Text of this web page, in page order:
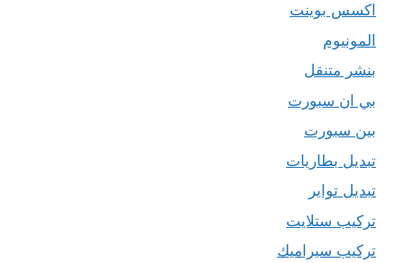
اكسس بوينت
المونيوم
بنشر متنقل
بي ان سبورت
بين سبورت
تبديل بطاريات
تبديل تواير
تركيب ستلايت
تركيب سيراميك